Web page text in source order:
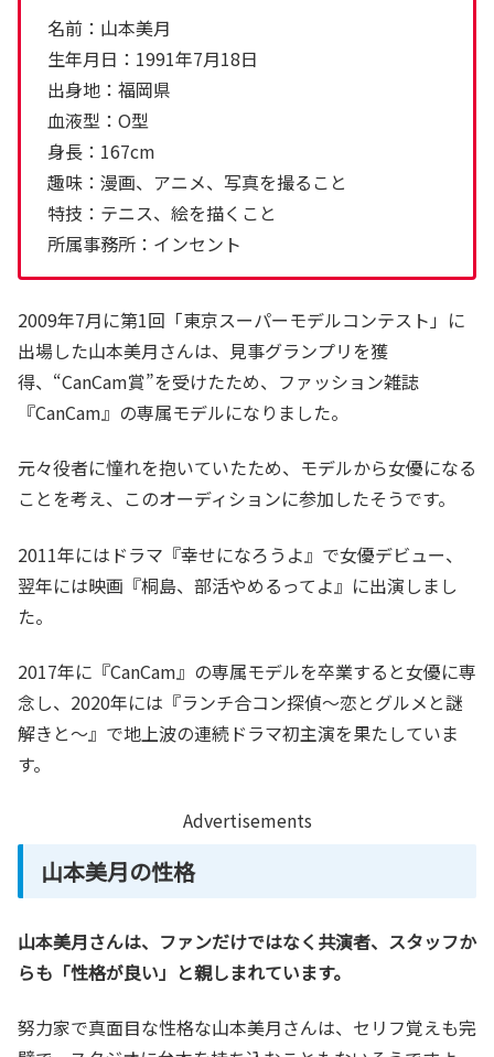
名前：山本美月
生年月日：1991年7月18日
出身地：福岡県
血液型：O型
身長：167cm
趣味：漫画、アニメ、写真を撮ること
特技：テニス、絵を描くこと
所属事務所：インセント
2009年7月に第1回「東京スーパーモデルコンテスト」に
出場した山本美月さんは、見事グランプリを獲
得、“CanCam賞”を受けたため、ファッション雑誌
『CanCam』の専属モデルになりました。
元々役者に憧れを抱いていたため、モデルから女優になる
ことを考え、このオーディションに参加したそうです。
2011年にはドラマ『幸せになろうよ』で女優デビュー、
翌年には映画『桐島、部活やめるってよ』に出演しまし
た。
2017年に『CanCam』の専属モデルを卒業すると女優に専
念し、2020年には『ランチ合コン探偵〜恋とグルメと謎
解きと〜』で地上波の連続ドラマ初主演を果たしていま
す。
Advertisements
山本美月の性格
山本美月さんは、ファンだけではなく共演者、スタッフか
らも「性格が良い」と親しまれています。
努力家で真面目な性格な山本美月さんは、セリフ覚えも完